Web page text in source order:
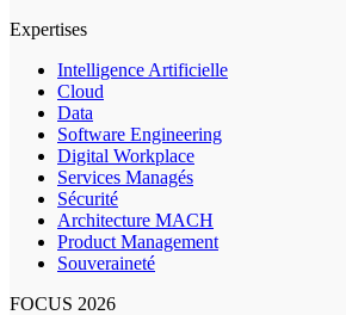
Expertises
Intelligence Artificielle
Cloud
Data
Software Engineering
Digital Workplace
Services Managés
Sécurité
Architecture MACH
Product Management
Souveraineté
FOCUS 2026